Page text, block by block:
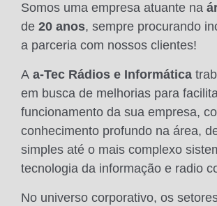
Somos uma empresa atuante na
de 20 anos, sempre procurando
a parceria com nossos clientes!
A a-Tec Rádios e Informática
em busca de melhorias para
funcionamento da sua empresa,
conhecimento profundo na área,
simples até o mais complexo
tecnologia da informação e radio
No universo corporativo, os